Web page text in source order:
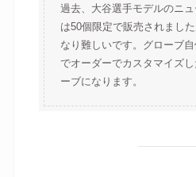
過去、大谷選手モデルのニ
は50個限定で販売されまし
なり難しいです。グローブ
でオーダーでカスタマイズ
ーブになります。